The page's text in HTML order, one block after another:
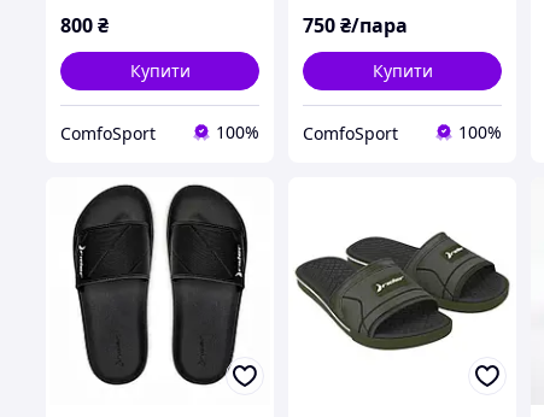
800₴
Купити
ComfoSport 100%
750₴/пара
Купити
ComfoSport 100%